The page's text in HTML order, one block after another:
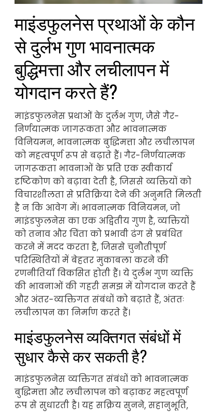
माइंडफुलनेस प्रथाओं के कौन
से दुर्लभ गुण भावनात्मक
बुद्धिमत्ता और लचीलापन में
योगदान करते हैं?
माइंडफुलनेस प्रथाओं के दुर्लभ गुण, जैसे गैर-
निर्णयात्मक जागरूकता और भावनात्मक
विनियमन, भावनात्मक बुद्धिमत्ता और लचीलापन
को महत्वपूर्ण रूप से बढ़ाते हैं। गैर-निर्णयात्मक
जागरूकता भावनाओं के प्रति एक स्वीकार्य
दृष्टिकोण को बढ़ावा देती है, जिससे व्यक्तियों को
विचारशीलता से प्रतिक्रिया देने की अनुमति मिलती
है न कि आवेग में। भावनात्मक विनियमन, जो
माइंडफुलनेस का एक अद्वितीय गुण है, व्यक्तियों
को तनाव और चिंता को प्रभावी ढंग से प्रबंधित
करने में मदद करता है, जिससे चुनौतीपूर्ण
परिस्थितियों में बेहतर मुकाबला करने की
रणनीतियाँ विकसित होती हैं। ये दुर्लभ गुण व्यक्ति
की भावनाओं की गहरी समझ में योगदान करते हैं
और अंतर-व्यक्तिगत संबंधों को बढ़ाते हैं, अंततः
लचीलापन का निर्माण करते हैं।
माइंडफुलनेस व्यक्तिगत संबंधों में
सुधार कैसे कर सकती है?
माइंडफुलनेस व्यक्तिगत संबंधों को भावनात्मक
बुद्धिमत्ता और लचीलापन को बढ़ाकर महत्वपूर्ण
रूप से सुधारती है। यह सक्रिय सुनने, सहानुभूति,